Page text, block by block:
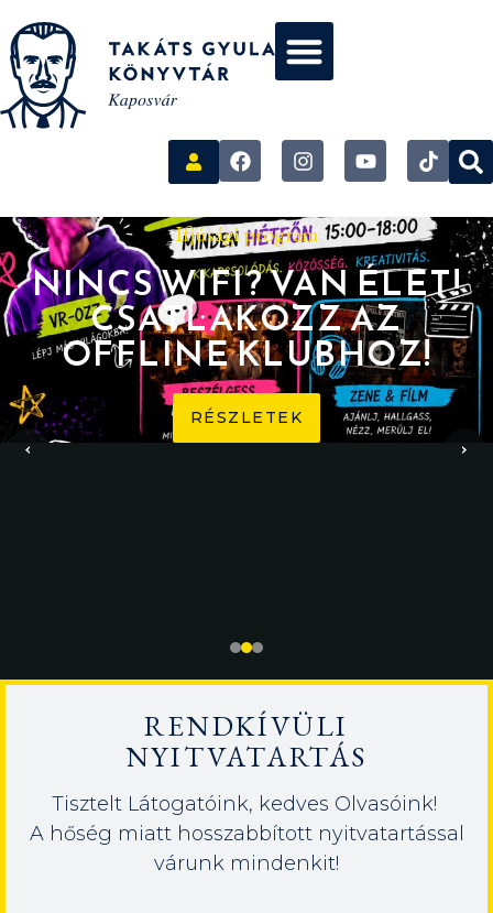
Ifjúsági program
NINCS WIFI? VAN ÉLET!
CSATLAKOZZ AZ
OFFLINE KLUBHOZ!
RÉSZLETEK
‹ ›
RENDKÍVÜLI
NYITVATARTÁS
Tisztelt Látogatóink, kedves Olvasóink!
A hőség miatt hosszabbított nyitvatartással
várunk mindenkit!